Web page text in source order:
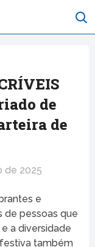
de
de
de 2025
e
de pessoas que
a diversidade
também